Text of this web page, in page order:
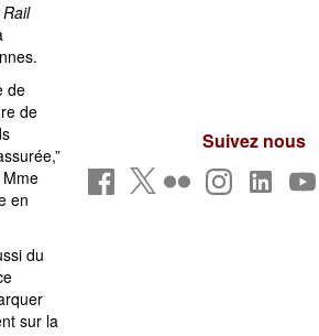
Rail
de
de
en
du
sur la
Suivez nous